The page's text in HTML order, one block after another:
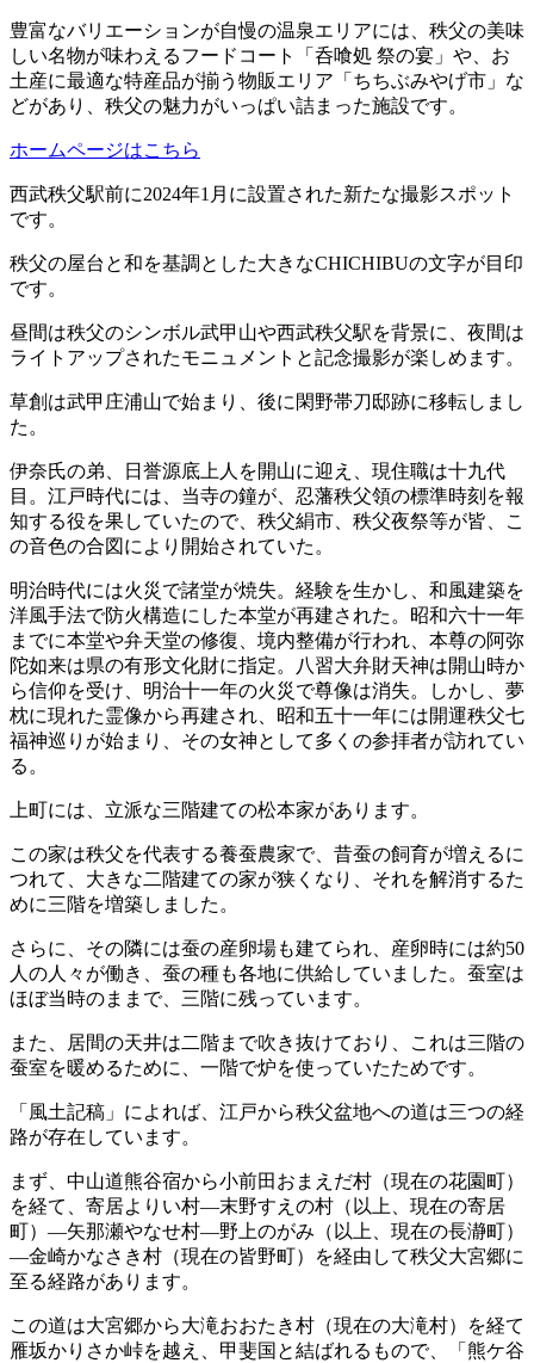
豊富なバリエーションが自慢の温泉エリアには、秩父の美味
しい名物が味わえるフードコート「呑喰処 祭の宴」や、お
土産に最適な特産品が揃う物販エリア「ちちぶみやげ市」な
どがあり、秩父の魅力がいっぱい詰まった施設です。
ホームページはこちら
西武秩父駅前に2024年1月に設置された新たな撮影スポット
です。
秩父の屋台と和を基調とした大きなCHICHIBUの文字が目印
です。
昼間は秩父のシンボル武甲山や西武秩父駅を背景に、夜間は
ライトアップされたモニュメントと記念撮影が楽しめます。
草創は武甲庄浦山で始まり、後に閑野帯刀邸跡に移転しまし
た。
伊奈氏の弟、日誉源底上人を開山に迎え、現住職は十九代
目。江戸時代には、当寺の鐘が、忍藩秩父領の標準時刻を報
知する役を果していたので、秩父絹市、秩父夜祭等が皆、こ
の音色の合図により開始されていた。
明治時代には火災で諸堂が焼失。経験を生かし、和風建築を
洋風手法で防火構造にした本堂が再建された。昭和六十一年
までに本堂や弁天堂の修復、境内整備が行われ、本尊の阿弥
陀如来は県の有形文化財に指定。八習大弁財天神は開山時か
ら信仰を受け、明治十一年の火災で尊像は消失。しかし、夢
枕に現れた霊像から再建され、昭和五十一年には開運秩父七
福神巡りが始まり、その女神として多くの参拝者が訪れてい
る。
上町には、立派な三階建ての松本家があります。
この家は秩父を代表する養蚕農家で、昔蚕の飼育が増えるに
つれて、大きな二階建ての家が狭くなり、それを解消するた
めに三階を増築しました。
さらに、その隣には蚕の産卵場も建てられ、産卵時には約50
人の人々が働き、蚕の種も各地に供給していました。蚕室は
ほぼ当時のままで、三階に残っています。
また、居間の天井は二階まで吹き抜けており、これは三階の
蚕室を暖めるために、一階で炉を使っていたためです。
「風土記稿」によれば、江戸から秩父盆地への道は三つの経
路が存在しています。
まず、中山道熊谷宿から小前田おまえだ村（現在の花園町）
を経て、寄居よりい村―末野すえの村（以上、現在の寄居
町）―矢那瀬やなせ村―野上のがみ（以上、現在の長瀞町）
―金崎かなさき村（現在の皆野町）を経由して秩父大宮郷に
至る経路があります。
この道は大宮郷から大滝おおたき村（現在の大滝村）を経て
雁坂かりさか峠を越え、甲斐国と結ばれるもので、「熊ケ谷